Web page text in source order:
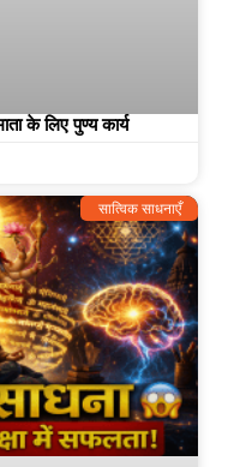
के लिए पुण्य कार्य
सात्विक साधनाएँ